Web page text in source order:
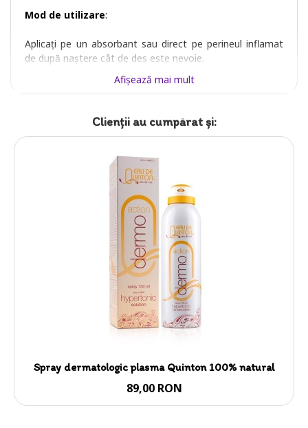
Mod de utilizare:
Aplicați pe un absorbant sau direct pe perineul inflamat
de după naștere cât de des este nevoie.
Afişează mai mult
Clienții au cumpărat şi:
Spray dermatologic plasma Quinton 100% natural
89,00 RON